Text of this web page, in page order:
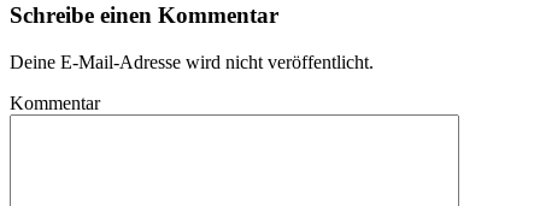
Schreibe einen Kommentar
Deine E-Mail-Adresse wird nicht veröffentlicht.
Kommentar